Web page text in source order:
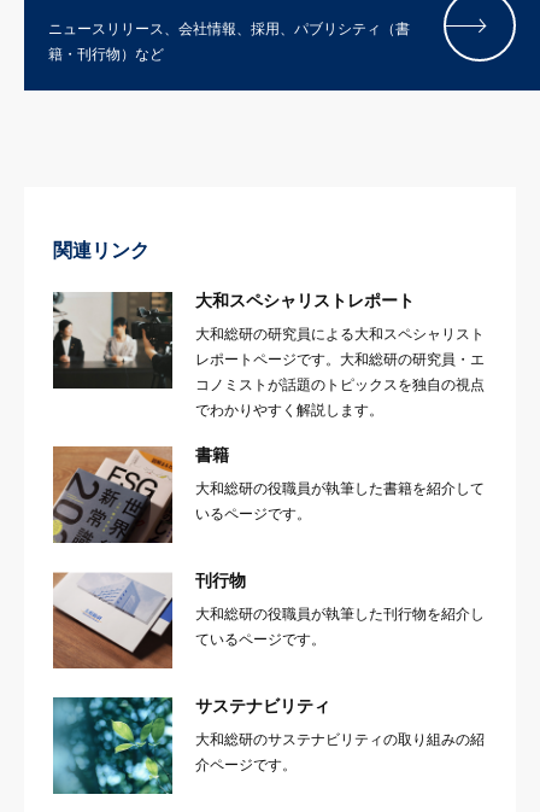
ニュースリリース、会社情報、採用、パブリシティ（書
籍・刊行物）など
関連リンク
大和スペシャリストレポート
大和総研の研究員による大和スペシャリスト
レポートページです。大和総研の研究員・エ
コノミストが話題のトピックスを独自の視点
でわかりやすく解説します。
書籍
大和総研の役職員が執筆した書籍を紹介して
いるページです。
刊行物
大和総研の役職員が執筆した刊行物を紹介し
ているページです。
サステナビリティ
大和総研のサステナビリティの取り組みの紹
介ページです。